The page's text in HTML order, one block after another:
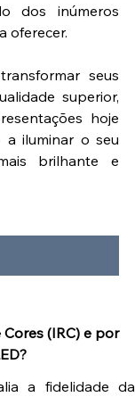
dos inúmeros
oferecer.
seus
superior,
hoje
a iluminar o seu
brilhante e
(IRC) e por
a fidelidade da